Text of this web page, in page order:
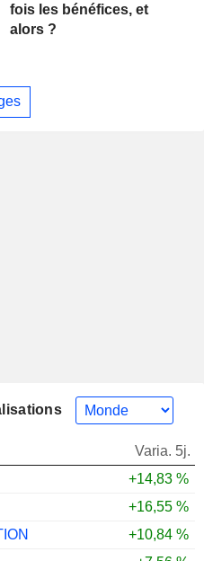
fois les bénéfices, et
alors ?
Varia. 5j.
+14,83 %
+16,55 %
+10,84 %